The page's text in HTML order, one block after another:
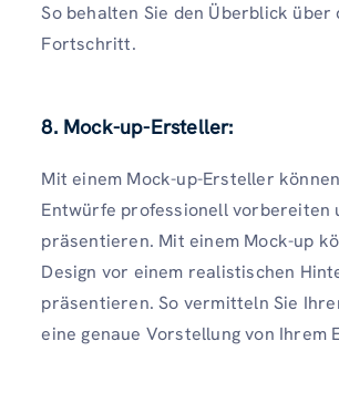
So behalten Sie den Überblick über
Fortschritt.
8. Mock-up-Ersteller:
Mit einem Mock-up-Ersteller
Entwürfe professionell vorbereiten
präsentieren. Mit einem Mock-up
Design vor einem realistischen
präsentieren. So vermitteln Sie
eine genaue Vorstellung von Ihrem